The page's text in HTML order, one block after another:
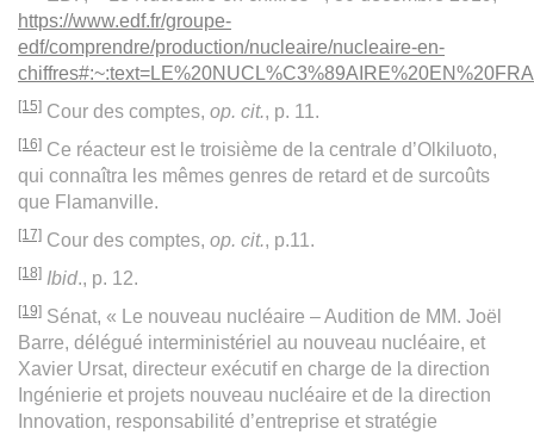
https://www.edf.fr/groupe-
edf/comprendre/production/nucleaire/nucleaire-en-
[15] Cour des comptes, op. cit., p. 11.
[16] Ce réacteur est le troisième de la centrale d’Olkiluoto,
qui connaîtra les mêmes genres de retard et de surcoûts
que Flamanville.
[17] Cour des comptes, op. cit., p.11.
[18] Ibid., p. 12.
[19] Sénat, « Le nouveau nucléaire – Audition de MM. Joël
Barre, délégué interministériel au nouveau nucléaire, et
Xavier Ursat, directeur exécutif en charge de la direction
Ingénierie et projets nouveau nucléaire et de la direction
Innovation, responsabilité d’entreprise et stratégie